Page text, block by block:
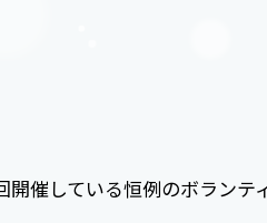
催している恒例のボランテ